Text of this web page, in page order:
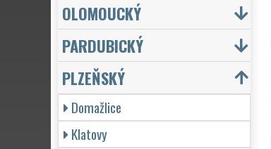
OLOMOUCKÝ
PARDUBICKÝ
PLZEŇSKÝ
Domažlice
Klatovy